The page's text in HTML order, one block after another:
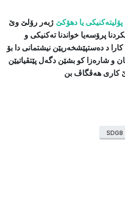
پۆلیتەکنیکی یا دهۆکێ ژبەر رۆلێ وێ
پرۆسەیا خواندنا تەکنیکی و
د دەستپێشخەریێن نیشتمانی دا بۆ
و شارەزا کو بشێن دگەل پێتڤیاتیێن
کاری هەڤگاڤ بن
SDG8